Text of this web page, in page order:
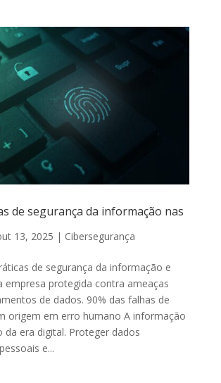
de segurança da informação nas
13, 2025 | Cibersegurança
de segurança da informação e
empresa protegida contra ameaças
de dados. 90% das falhas de
origem em erro humano A informação
da era digital. Proteger dados
e...